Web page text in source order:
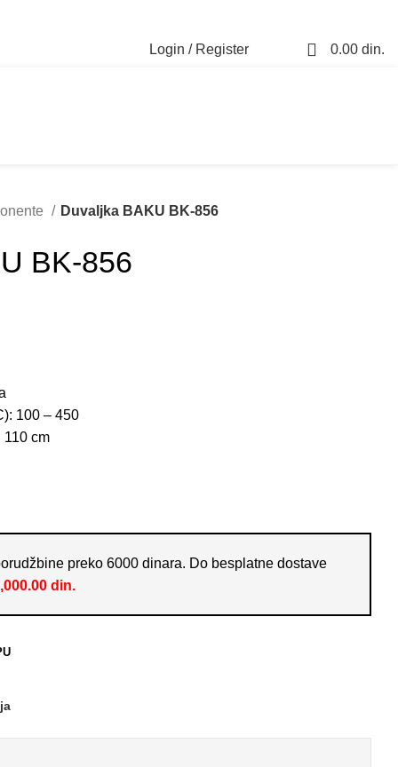
Login / Register 0.00 din.
Duvaljka BAKU BK-856
BK-856
100 – 450
110 cm
preko 6000 dinara. Do besplatne dostave
din.